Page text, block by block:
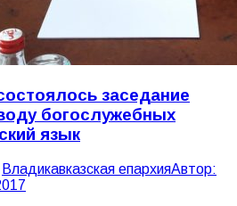
заседание
богослужебных
язык
Владикавказская епархияАвтор: